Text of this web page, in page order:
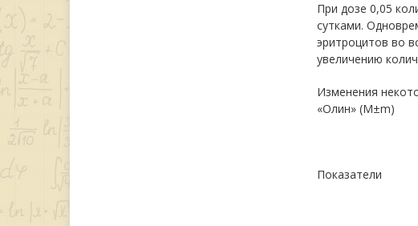
При дозе 0,05
сутками.
эритроцитов во
увеличению
Изменения
«Олин» (М±m)
Показатели